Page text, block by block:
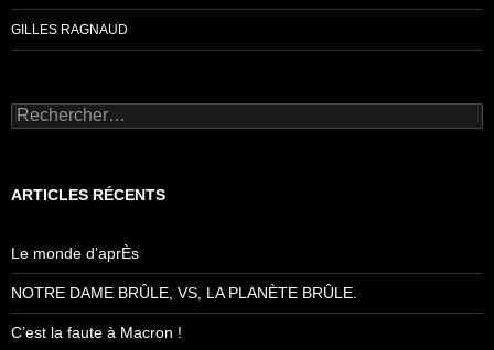
GILLES RAGNAUD
Rechercher :
ARTICLES RÉCENTS
Le monde d’aprÈs
NOTRE DAME BRÛLE, VS, LA PLANÈTE BRÛLE.
C’est la faute à Macron !